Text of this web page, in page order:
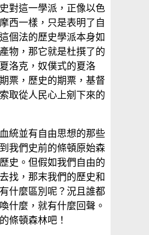
對這一學派，正像以色
西一樣，只是表明了自
個法的歷史學派本身如
物，那它就是杜撰了的
洛克，奴僕式的夏洛
票，歷史的期票，基督
取從人民心上剜下來的
統並有自由思想的那些
我們史前的條頓原始森
史。但假如我們自由的
找，那末我們的歷史和
什麼區別呢？況且誰都
什麼，就有什麼回聲。
條頓森林吧！